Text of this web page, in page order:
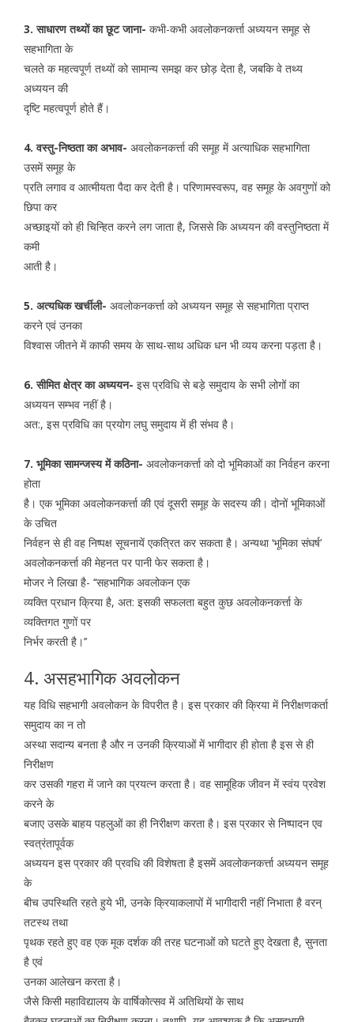
3. साधारण तथ्यों का छूट जाना- कभी-कभी अवलोकनकर्त्ता अध्ययन समूह से
सहभागिता के
चलते क महत्वपूर्ण तथ्यों को सामान्य समझ कर छोड़ देता है, जबकि वे तथ्य
अध्ययन की
दृष्टि महत्वपूर्ण होते हैं।
4. वस्तु-निष्ठता का अभाव- अवलोकनकर्त्ता की समूह में अत्याधिक सहभागिता
उसमें समूह के
प्रति लगाव व आत्मीयता पैदा कर देती है। परिणामस्वरूप, वह समूह के अवगुणों को
छिपा कर
अच्छाइयों को ही चिन्हित करने लग जाता है, जिससे कि अध्ययन की वस्तुनिष्ठता में
कमी
आती है।
5. अत्यधिक खर्चीली- अवलोकनकर्त्ता को अध्ययन समूह से सहभागिता प्राप्त
करने एवं उनका
विश्वास जीतने में काफी समय के साथ-साथ अधिक धन भी व्यय करना पड़ता है।
6. सीमित क्षेत्र का अध्ययन- इस प्रविधि से बड़े समुदाय के सभी लोगों का
अध्ययन सम्भव नहीं है।
अत:, इस प्रविधि का प्रयोग लघु समुदाय में ही संभव है।
7. भूमिका सामन्जस्य में कठिना- अवलोकनकर्त्ता को दो भूमिकाओं का निर्वहन करना
होता
है। एक भूमिका अवलोकनकर्त्ता की एवं दूसरी समूह के सदस्य की। दोनों भूमिकाओं
के उचित
निर्वहन से ही वह निष्पक्ष सूचनायें एकत्रित कर सकता है। अन्यथा ‘भूमिका संघर्ष’
अवलोकनकर्त्ता की मेहनत पर पानी फेर सकता है।
मोजर ने लिखा है- ‘‘सहभागिक अवलोकन एक
व्यक्ति प्रधान क्रिया है, अत: इसकी सफलता बहुत कुछ अवलोकनकर्त्ता के
व्यक्तिगत गुणों पर
निर्भर करती है।’’
4. असहभागिक अवलोकन
यह विधि सहभागी अवलोकन के विपरीत है। इस प्रकार की क्रिया में निरीक्षणकर्ता
समुदाय का न तो
अस्था सदान्य बनता है और न उनकी क्रियाओं में भागीदार ही होता है इस से ही
निरीक्षण
कर उसकी गहरा में जाने का प्रयत्न करता है। वह सामूहिक जीवन में स्वंय प्रवेश
करने के
बजाए उसके बाहय पहलुओं का ही निरीक्षण करता है। इस प्रकार से निष्पादन एव
स्वत्रंतापूर्वक
अध्ययन इस प्रकार की प्रवधि की विशेषता है इसमें अवलोकनकर्त्ता अध्ययन समूह
के
बीच उपस्थिति रहते हुये भी, उनके क्रियाकलापों में भागीदारी नहीं निभाता है वरन्
तटस्थ तथा
पृथक रहते हुए वह एक मूक दर्शक की तरह घटनाओं को घटते हुए देखता है, सुनता
है एवं
उनका आलेखन करता है।
जैसे किसी महाविद्यालय के वार्षिकोत्सव में अतिथियों के साथ